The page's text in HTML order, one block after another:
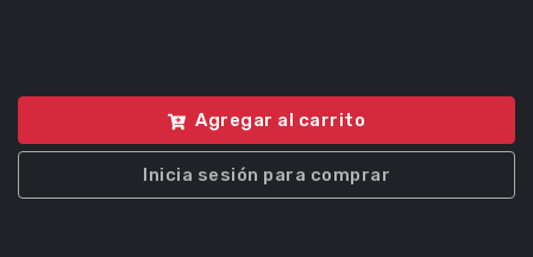
Agregar al carrito
Inicia sesión para comprar